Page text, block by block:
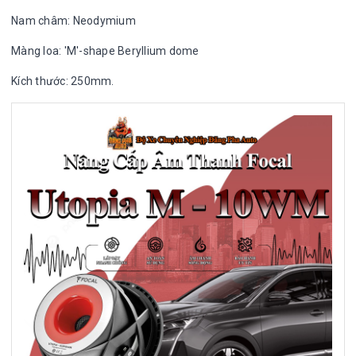
Nam châm: Neodymium
Màng loa: 'M'-shape Beryllium dome
Kích thước: 250mm.